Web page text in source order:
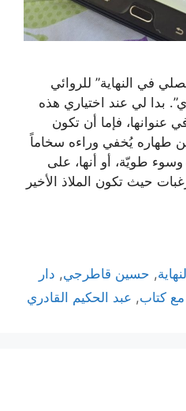
في النهاية” للروائي
بدا لي عند اختياري هذه
عنوانها، فإما أن تكون
طهاره يُخفي وراءه سخاماً
طويّة، أو أنها، على
حيث تكون الملاذ الأخير
, حسين قاطرجي, دار
كتاب, عبد الحكيم القادري